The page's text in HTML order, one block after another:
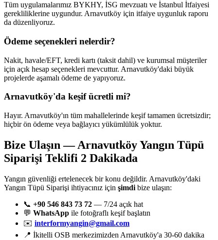
Tüm uygulamalarımız BYKHY, İSG mevzuatı ve İstanbul İtfaiyesi
gerekliliklerine uygundur. Arnavutköy için itfaiye uygunluk raporu
da düzenliyoruz.
Ödeme seçenekleri nelerdir?
Nakit, havale/EFT, kredi kartı (taksit dahil) ve kurumsal müşteriler
için açık hesap seçenekleri mevcuttur. Arnavutköy'daki büyük
projelerde aşamalı ödeme de yapıyoruz.
Arnavutköy'da keşif ücretli mi?
Hayır. Arnavutköy'ın tüm mahallelerinde keşif tamamen ücretsizdir;
hiçbir ön ödeme veya bağlayıcı yükümlülük yoktur.
Bize Ulaşın — Arnavutköy Yangın Tüpü
Siparişi Teklifi 2 Dakikada
Yangın güvenliği ertelenecek bir konu değildir. Arnavutköy'daki
Yangın Tüpü Siparişi ihtiyacınız için şimdi bize ulaşın:
📞 +90 546 843 73 72 — 7/24 açık hat
💬 WhatsApp ile fotoğraflı keşif başlatın
✉️ interformyangin@gmail.com
📍 İkitelli OSB merkezimizden Arnavutköy'a 30-60 dakika